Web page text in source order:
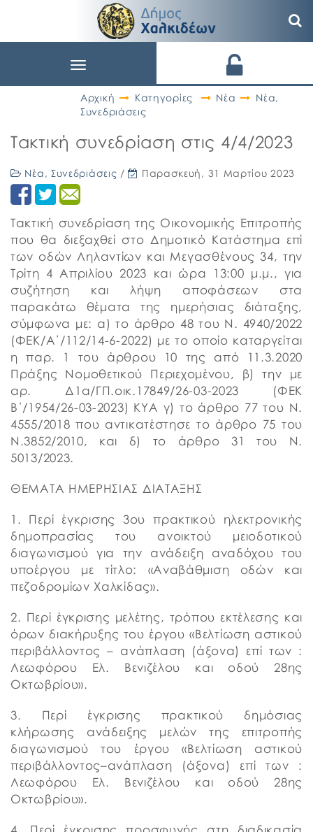
Toggle
Αρχική
Κατηγορίες Νέα Νέα,
Συνεδριάσεις
Τακτική συνεδρίαση στις 4/4/2023
Νέα , Συνεδριάσεις / Παρασκευή, 31 Μαρτίου 2023
Τακτική συνεδρίαση της Οικονομικής Επιτροπής
που θα διεξαχθεί στο Δημοτικό Κατάστημα επί
των οδών Ληλαντίων και Μεγασθένους 34, την
Τρίτη 4 Απριλίου 2023 και ώρα 13:00 μ.μ., για
συζήτηση και λήψη αποφάσεων στα
παρακάτω θέματα της ημερήσιας διάταξης,
σύμφωνα με: α) το άρθρο 48 του Ν. 4940/2022
(ΦΕΚ/Α΄/112/14-6-2022) με το οποίο καταργείται
η παρ. 1 του άρθρου 10 της από 11.3.2020
Πράξης Νομοθετικού Περιεχομένου, β) την με
αρ. Δ1α/ΓΠ.οικ.17849/26-03-2023 (ΦΕΚ
Β΄/1954/26-03-2023) ΚΥΑ γ) το άρθρο 77 του Ν.
4555/2018 που αντικατέστησε το άρθρο 75 του
Ν.3852/2010, και δ) το άρθρο 31 του Ν.
5013/2023.
ΘΕΜΑΤΑ ΗΜΕΡΗΣΙΑΣ ΔΙΑΤΑΞΗΣ
1. Περί έγκρισης 3ου πρακτικού ηλεκτρονικής
δημοπρασίας του ανοικτού μειοδοτικού
διαγωνισμού για την ανάδειξη αναδόχου του
υποέργου με τίτλο: «Αναβάθμιση οδών και
πεζοδρομίων Χαλκίδας».
2. Περί έγκρισης μελέτης, τρόπου εκτέλεσης και
όρων διακήρυξης του έργου «Βελτίωση αστικού
περιβάλλοντος – ανάπλαση (άξονα) επί των :
Λεωφόρου Ελ. Βενιζέλου και οδού 28ης
Οκτωβρίου».
3. Περί έγκρισης πρακτικού δημόσιας
κλήρωσης ανάδειξης μελών της επιτροπής
διαγωνισμού του έργου «Βελτίωση αστικού
περιβάλλοντος–ανάπλαση (άξονα) επί των :
Λεωφόρου Ελ. Βενιζέλου και οδού 28ης
Οκτωβρίου».